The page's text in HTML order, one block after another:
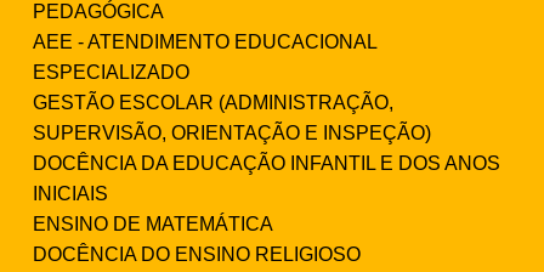
PEDAGÓGICA
AEE - ATENDIMENTO EDUCACIONAL
ESPECIALIZADO
GESTÃO ESCOLAR (ADMINISTRAÇÃO,
SUPERVISÃO, ORIENTAÇÃO E INSPEÇÃO)
DOCÊNCIA DA EDUCAÇÃO INFANTIL E DOS ANOS
INICIAIS
ENSINO DE MATEMÁTICA
DOCÊNCIA DO ENSINO RELIGIOSO